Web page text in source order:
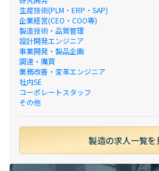
生産技術(PLM・ERP・SAP)
企業経営(CEO・COO等)
製造技術・品質管理
設計開発エンジニア
事業開発・製品企画
調達・購買
業務改善・変革エンジニア
社内SE
コーポレートスタッフ
その他
製造の求人一覧を